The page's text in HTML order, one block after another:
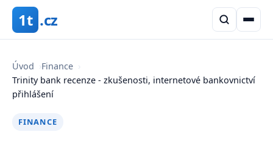
1t .cz
Úvod ›Finance ›
Trinity bank recenze - zkušenosti, internetové bankovnictví
přihlášení
FINANCE